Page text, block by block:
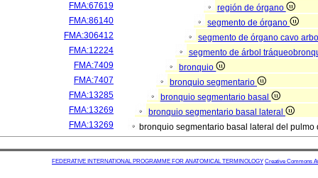
FMA:67619
región de órgano
FMA:86140
segmento de órgano
FMA:306412
segmento de órgano cavo
FMA:12224
segmento de árbol
FMA:7409
bronquio
FMA:7407
bronquio segmentario
FMA:13285
bronquio segmentario basal
FMA:13269
bronquio segmentario basal lateral
FMA:13269
bronquio segmentario basal lateral del
FEDERATIVE INTERNATIONAL PROGRAMME FOR ANATOMICAL TERMINOLOGY Creative Commons